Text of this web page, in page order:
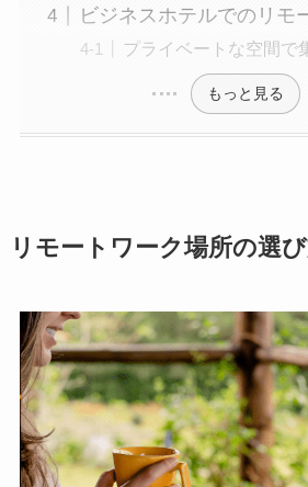
ビジネスホテルでのリモ
プライベートな空間で
もっと見る
リモートワーク場所の選